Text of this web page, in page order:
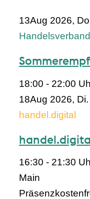
13Aug 2026,
18:00 - 22:00
18Aug 2026, Di.
handel.digital
16:30 - 21:30
Main
Präsenz